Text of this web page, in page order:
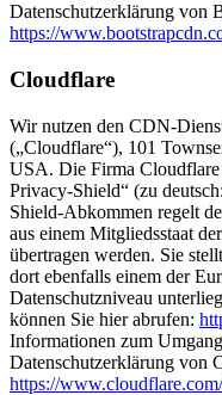
Datenschutzerklärung von
https://
Cloudflare
Wir nutzen den CDN-
(„Cloudflare“), 101
USA. Die Firma
Privacy-Shield“ (zu
Shield-Abkommen regelt
aus einem Mitgliedsstaat
übertragen werden. Sie
dort ebenfalls einem der
Datenschutzniveau
können Sie hier abrufen:
Informationen zum
Datenschutzerklärung von
https://